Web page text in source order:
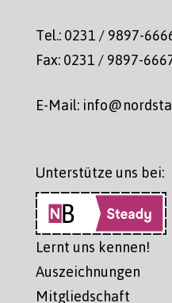
Tel.: 0231 / 9897-
Fax: 0231 / 9897-
E-Mail:
Unterstütze uns bei:
Lernt uns kennen!
Auszeichnungen
Mitgliedschaft